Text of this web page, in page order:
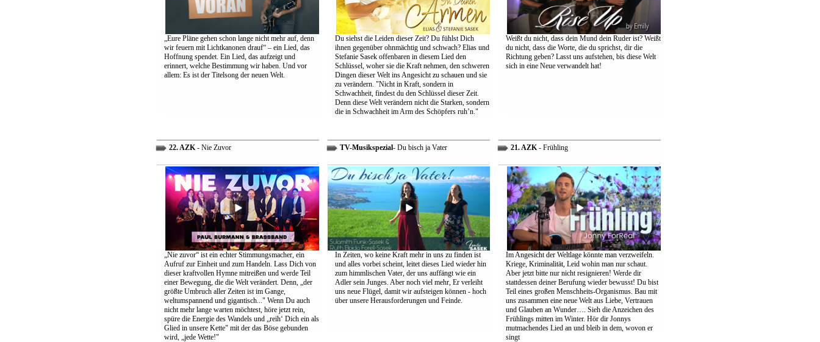
„Eure Pläne gehen schon lange nicht mehr auf, denn
wir feuern mit Lichtkanonen drauf“ – ein Lied, das
Hoffnung spendet. Ein Lied, das aufzeigt und
erinnert, welche Bestimmung wir haben. Und vor
allem: Es ist der Titelsong der neuen Welt.
Du siehst die Leiden dieser Zeit? Du fühlst Dich
ihnen gegenüber ohnmächtig und schwach? Elias und
Stefanie Sasek offenbaren in diesem Lied den
Schlüssel, woher sie die Kraft nehmen, den schweren
Dingen dieser Welt ins Angesicht zu schauen und sie
zu verändern. "Nicht in Kraft, sondern in
Schwachheit, findest du den Schlüssel dieser Zeit.
Denn diese Welt verändern nicht die Starken, sondern
die in Schwachheit im Arm des Schöpfers ruh’n."
Weißt du nicht, dass dein Mund dein Ruder ist? Weißt
du nicht, dass die Worte, die du sprichst, dir die
Richtung geben? Lasst uns aufstehen, bis diese Welt
sich in eine Neue verwandelt hat!
22. AZK- Nie Zuvor
„Nie zuvor“ ist ein echter Stimmungsmacher, ein
Aufruf zur Einheit und zum Handeln. Lass Dich von
dieser kraftvollen Hymne mitreißen und werde Teil
einer Bewegung, die die Welt verändert. Denn, „der
größte Umbruch aller Zeiten ist im Gange,
weltumspannend und gigantisch..." Wenn Du auch
nicht mehr lange warten möchtest, höre jetzt rein,
spüre die Energie des Wandels und „reih‘ Dich ein als
Glied in unsere Kette" mit der das Böse gebunden
wird, „jede Wette!"
TV-Musikspezial- Du bisch ja Vater
In Zeiten, wo keine Kraft mehr in uns zu finden ist
und alles vorbei scheint, leitet dieses Lied wieder hin
zum himmlischen Vater, der uns auffängt wie ein
Adler sein Junges. Aber noch viel mehr, Er verleiht
uns neue Flügel, damit wir aufsteigen können - hoch
über unsere Herausforderungen und Feinde.
21. AZK- Frühling
Im Angesicht der Weltlage könnte man verzweifeln.
Kriege, Kriminalität, Leid wohin man nur schaut.
Aber jetzt bitte nur nicht resignieren! Werde dir
stattdessen deiner Berufung wieder bewusst! Du bist
Teil eines großen Menschheits-Organismus. Bau mit
uns zusammen eine neue Welt aus Liebe, Vertrauen
und Glauben an Wunder…. Sieh die Anzeichen des
Frühlings mitten im Winter. Hör dir Jonnys
mutmachendes Lied an und bleib in dem, wovon er
singt